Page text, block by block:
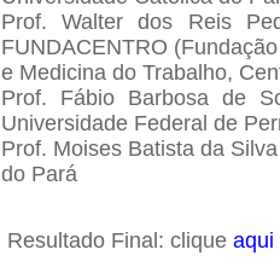
Prof. Walter dos Reis
FUNDACENTRO
e Medicina do Trabalho,
Prof. Fábio Barbosa de
Universidade Federal de
Prof. Moises Batista da
do Pará
Resultado Final: clique aqui